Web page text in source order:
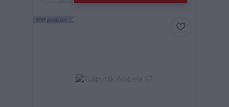
TOP produkt